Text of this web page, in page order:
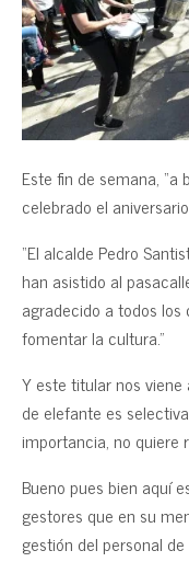
Este fin de semana, “a
celebrado el
“El alcalde Pedro
han asistido al
agradecido a todos
fomentar la cultura.”
Y este titular nos
de elefante es
importancia, no quiere
Bueno pues bien aquí
gestores que en su
gestión del personal